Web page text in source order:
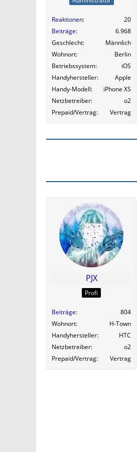
Reaktionen
20
Beiträge
6.968
Geschlecht
Männlich
Wohnort
Berlin
Betriebssystem
iOS
Handyhersteller
Apple
Handy-Modell
iPhone XS
Netzbetreiber
o2
Prepaid/Vertrag
Vertrag
PJX
Profi
Beiträge
804
Wohnort
H-Town
Handyhersteller
HTC
Netzbetreiber
o2
Prepaid/Vertrag
Vertrag